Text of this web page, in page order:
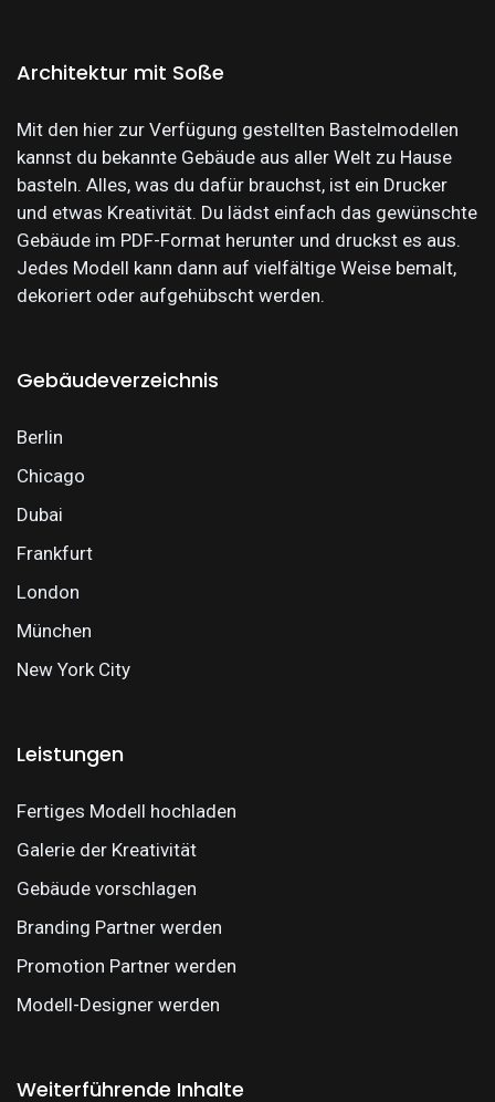
Architektur mit Soße
Mit den hier zur Verfügung gestellten Bastelmodellen
kannst du bekannte Gebäude aus aller Welt zu Hause
basteln. Alles, was du dafür brauchst, ist ein Drucker
und etwas Kreativität. Du lädst einfach das gewünschte
Gebäude im PDF-Format herunter und druckst es aus.
Jedes Modell kann dann auf vielfältige Weise bemalt,
dekoriert oder aufgehübscht werden.
Gebäudeverzeichnis
Berlin
Chicago
Dubai
Frankfurt
London
München
New York City
Leistungen
Fertiges Modell hochladen
Galerie der Kreativität
Gebäude vorschlagen
Branding Partner werden
Promotion Partner werden
Modell-Designer werden
Weiterführende Inhalte